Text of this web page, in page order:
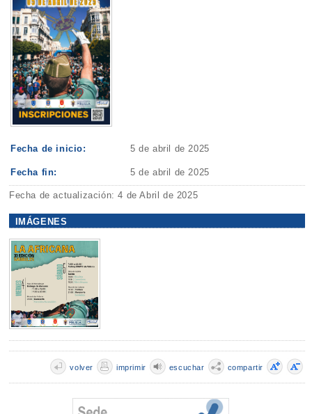
Fecha de inicio: 5 de abril de 2025
Fecha fin: 5 de abril de 2025
Fecha de actualización: 4 de Abril de 2025
IMÁGENES
compartir
escuchar
imprimir
volver